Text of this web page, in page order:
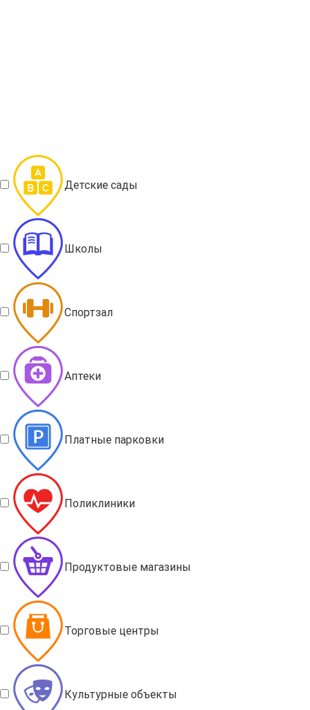
Детские сады
Школы
Спортзал
Аптеки
Платные парковки
Поликлиники
Продуктовые магазины
Торговые центры
Культурные объекты